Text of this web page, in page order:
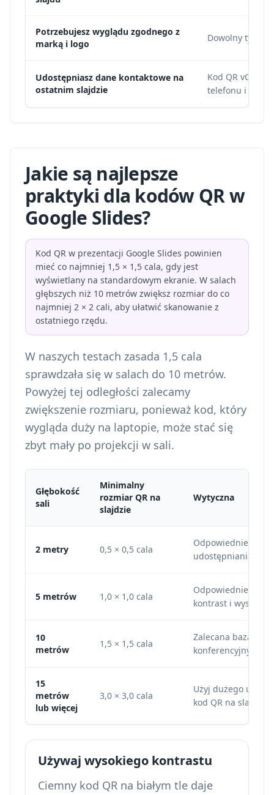
Potrzebujesz wyglądu zgodnego z
marką i logo
Dowolny typ
Udostępniasz dane kontaktowe na
ostatnim slajdzie
Kod QR vCard
telefonu i rolą.
Jakie są najlepsze
praktyki dla kodów QR w
Google Slides?
Kod QR w prezentacji Google Slides powinien
mieć co najmniej 1,5 × 1,5 cala, gdy jest
wyświetlany na standardowym ekranie. W salach
głębszych niż 10 metrów zwiększ rozmiar do co
najmniej 2 × 2 cali, aby ułatwić skanowanie z
ostatniego rzędu.
W naszych testach zasada 1,5 cala
sprawdzała się w salach do 10 metrów.
Powyżej tej odległości zalecamy
zwiększenie rozmiaru, ponieważ kod, który
wygląda duży na laptopie, może stać się
zbyt mały po projekcji w sali.
Głębokość
sali
Minimalny
rozmiar QR na
slajdzie
Wytyczna
2 metry 0,5 × 0,5 cala
Odpowiednie do
udostępniania
5 metrów 1,0 × 1,0 cala
Odpowiednie do
kontrast i
10
metrów
1,5 × 1,5 cala
Zalecana baza dla
konferencyjnych.
15
metrów
lub więcej
3,0 × 3,0 cala
Użyj dużego
kod QR na slajdzie
Używaj wysokiego kontrastu
Ciemny kod QR na białym tle daje